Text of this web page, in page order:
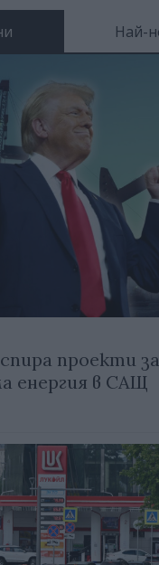
Най-
проекти за
енергия в САЩ